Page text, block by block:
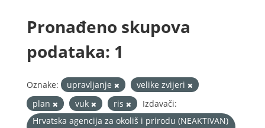
Pronađeno skupova
podataka: 1
Oznake: upravljanje
velike zvijeri
plan
vuk ris
Izdavači:
Hrvatska agencija za okoliš i prirodu (NEAKTIVAN)